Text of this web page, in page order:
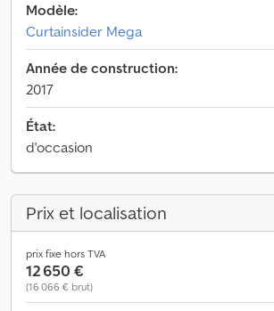
Modèle:
Curtainsider Mega
Année de construction:
2017
État:
d'occasion
Prix et localisation
prix fixe hors TVA
12 650 €
(16 066 € brut)